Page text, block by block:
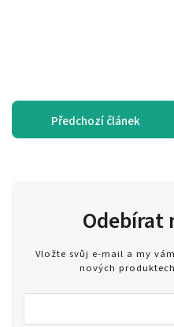
Předchozí článek
Odebírat
Vložte svůj e-mail a my
nových